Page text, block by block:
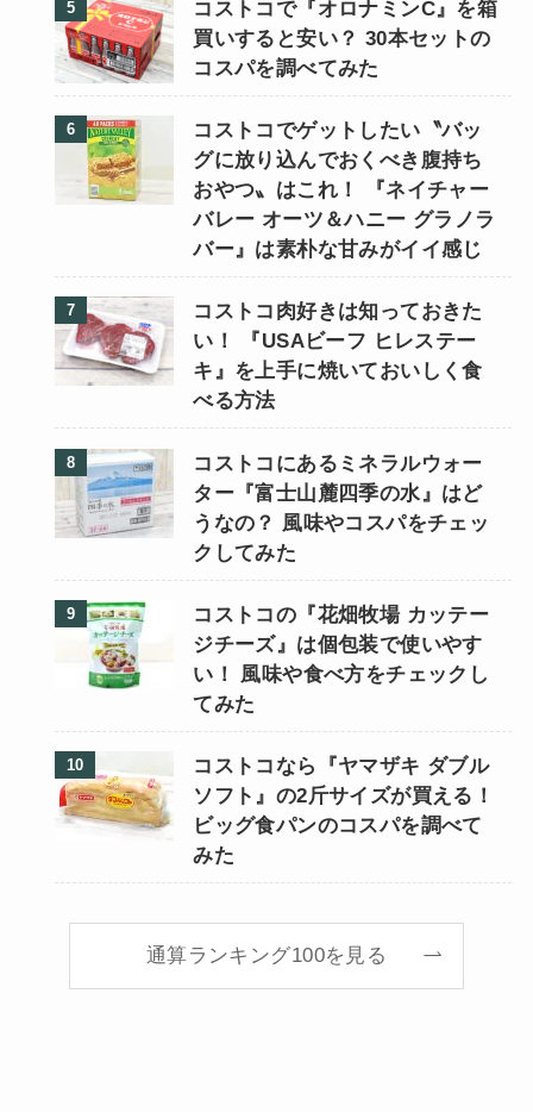
コストコで『オロナミンC』を箱
買いすると安い？ 30本セットの
コスパを調べてみた
コストコでゲットしたい〝バッ
グに放り込んでおくべき腹持ち
おやつ〟はこれ！ 『ネイチャー
バレー オーツ＆ハニー グラノラ
バー』は素朴な甘みがイイ感じ
コストコ肉好きは知っておきた
い！ 『USAビーフ ヒレステー
キ』を上手に焼いておいしく食
べる方法
コストコにあるミネラルウォー
ター『富士山麓四季の水』はど
うなの？ 風味やコスパをチェッ
クしてみた
コストコの『花畑牧場 カッテー
ジチーズ』は個包装で使いやす
い！ 風味や食べ方をチェックし
てみた
コストコなら『ヤマザキ ダブル
ソフト』の2斤サイズが買える！
ビッグ食パンのコスパを調べて
みた
通算ランキング100を見る